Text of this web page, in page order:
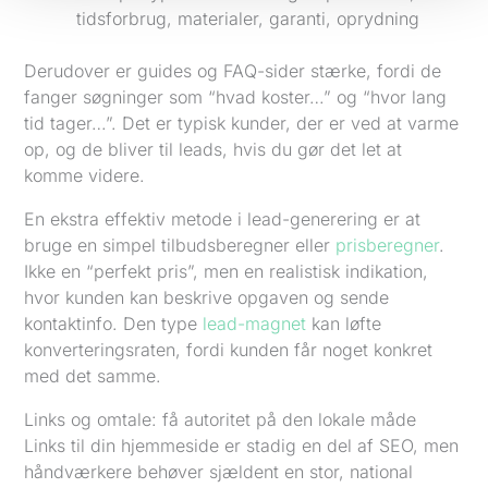
tidsforbrug, materialer, garanti, oprydning
Derudover er guides og FAQ-sider stærke, fordi de
fanger søgninger som “hvad koster…” og “hvor lang
tid tager…”. Det er typisk kunder, der er ved at varme
op, og de bliver til leads, hvis du gør det let at
komme videre.
En ekstra effektiv metode i lead-generering er at
bruge en simpel tilbudsberegner eller prisberegner.
Ikke en “perfekt pris”, men en realistisk indikation,
hvor kunden kan beskrive opgaven og sende
kontaktinfo. Den type lead-magnet kan løfte
konverteringsraten, fordi kunden får noget konkret
med det samme.
Links og omtale: få autoritet på den lokale måde
Links til din hjemmeside er stadig en del af SEO, men
håndværkere behøver sjældent en stor, national